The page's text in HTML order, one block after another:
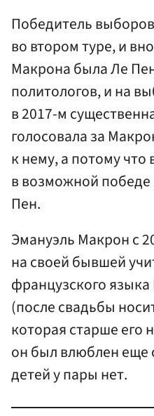
Победитель
во втором туре, и
Макрона была Ле
политологов, и на
в 2017-м
голосовала за
к нему, а потому что
в возможной
Пен.
Эмануэль Макрон с
на своей бывшей
французского
(после свадьбы
которая старше его
он был влюблен
детей у пары нет.